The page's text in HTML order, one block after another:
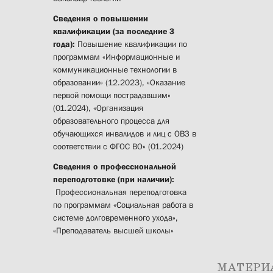
Сведения о повышении
квалификации (за последние 3
года): Повышение квалификации по
программам «Информационные и
коммуникационные технологии в
образовании» (12.2023), «Оказание
первой помощи пострадавшим»
(01.2024), «Организация
образовательного процесса для
обучающихся инвалидов и лиц с ОВЗ в
соответствии с ФГОС ВО» (01.2024)
Сведения о профессиональной
переподготовке (при наличии):
Профессиональная переподготовка
по программам «Социальная работа в
системе долговременного ухода»,
«Преподаватель высшей школы»